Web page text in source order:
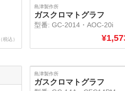
（税込）
SOLD
島津製作所
ガスクロマトグラフ
型番: GC-2014・AOC-20i
¥
SOLD
島津製作所
ガスクロマトグラフ